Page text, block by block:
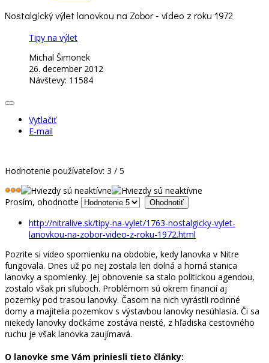
Nostalgický výlet lanovkou na Zobor - video z roku 1972
Tipy na výlet
Michal Šimonek
26. december 2012
Návštevy: 11584
Vytlačiť
E-mail
Hodnotenie používateľov: 3 / 5
Prosím, ohodnoťte
http://nitralive.sk/tipy-na-vylet/1763-nostalgicky-vylet-
lanovkou-na-zobor-video-z-roku-1972.html
Pozrite si video spomienku na obdobie, kedy lanovka v Nitre
fungovala. Dnes už po nej zostala len dolná a horná stanica
lanovky a spomienky. Jej obnovenie sa stalo politickou agendou,
zostalo však pri sľuboch. Problémom sú okrem financií aj
pozemky pod trasou lanovky. Časom na nich vyrástli rodinné
domy a majitelia pozemkov s výstavbou lanovky nesúhlasia. Či sa
niekedy lanovky dočkáme zostáva neisté, z hľadiska cestovného
ruchu je však lanovka zaujímavá.
O lanovke sme Vám priniesli tieto články: